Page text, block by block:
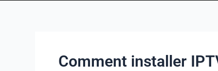
Comment installer